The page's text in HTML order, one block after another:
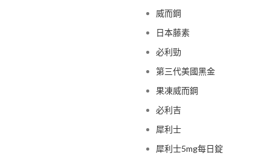
威而鋼
日本藤素
必利勁
第三代美國黑金
果凍威而鋼
必利吉
犀利士
犀利士5mg每日錠